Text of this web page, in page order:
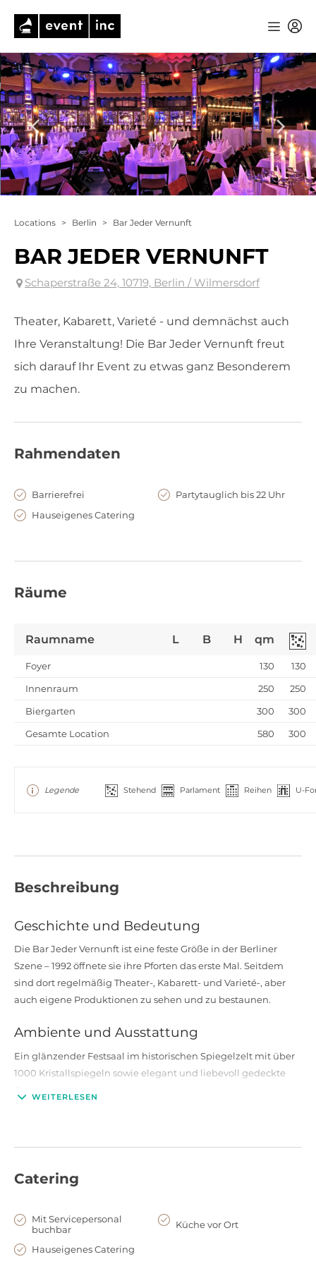
Locations > Berlin > Bar Jeder Vernunft
BAR JEDER VERNUNFT
Schaperstraße 24, 10719, Berlin / Wilmersdorf
Theater, Kabarett, Varieté - und demnächst auch
Ihre Veranstaltung! Die Bar Jeder Vernunft freut
sich darauf Ihr Event zu etwas ganz Besonderem
zu machen.
Rahmendaten
Barrierefrei
Partytauglich bis 22 Uhr
Hauseigenes Catering
Räume
Raumname L B H qm
Foyer 130
130
Innenraum
250
250
Biergarten
300
300
Gesamte Location
580 300
Legende Stehend Parlament Reihen U-
Beschreibung
Geschichte und Bedeutung
Die Bar Jeder Vernunft ist eine feste Größe in der Berliner
Szene – 1992 öffnete sie ihre Pforten das erste Mal. Seitdem
sind dort regelmäßig Theater-, Kabarett- und Varieté-, aber
auch eigene Produktionen zu sehen und zu bestaunen.
Ambiente und Ausstattung
Ein glänzender Festsaal im historischen Spiegelzelt mit über
1000 Kristallspiegeln sowie elegant und liebevoll gedeckte
Neben den Veranstaltungsräumen können Sie ebenso das
Empfang Ihrer Gäste nutzen. Von Pressekonferenz mit
Stehempfang bis zum Galadinner mit Showprogramm – diese
Location eignet sich für fast jede Art von Veranstaltung. Das
WEITERLESEN
Catering
Mit Servicepersonal
buchbar
Küche vor Ort
Hauseigenes Catering